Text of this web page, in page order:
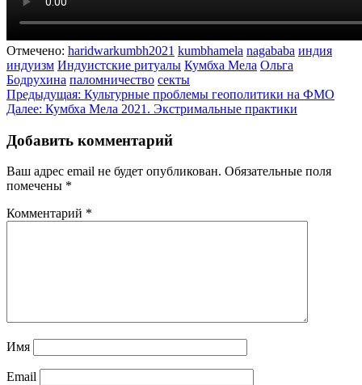
Отмечено: haridwarkumbh2021 kumbhamela nagababa индия
индуизм Индуистские ритуалы Кумбха Мела Ольга
Бодрухина паломничество секты
Навигация
по
записям
Предыдущая: Культурные проблемы геополитики на ФМО
Далее: Кумбха Мела 2021. Экстримальные практики
Добавить комментарий
Ваш адрес email не будет опубликован. Обязательные поля
помечены *
Комментарий *
Имя
Email